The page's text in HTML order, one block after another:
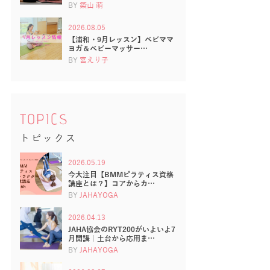
BY 築山 萌
2026.08.05
【浦和・9月レッスン】ベビママ
ヨガ＆ベビーマッサー…
BY 宮えり子
TOPICS
トピックス
2026.05.19
今大注目【BMMピラティス資格
講座とは？】コアからカ…
BY JAHAYOGA
2026.04.13
JAHA協会のRYT200がいよいよ7
月開講｜土台から応用ま…
BY JAHAYOGA